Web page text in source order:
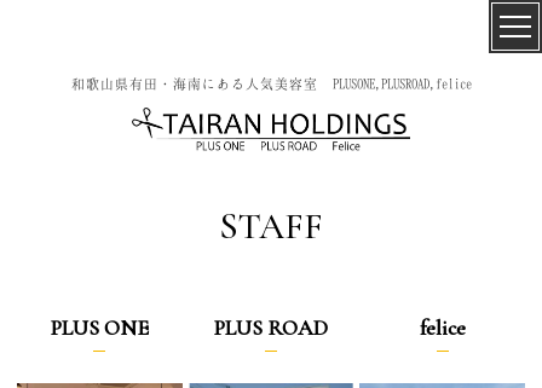
和歌山県有田・海南にある人気美容室 PLUSONE,PLUSROAD,felice
STAFF
PLUS ONE PLUS ROAD felice